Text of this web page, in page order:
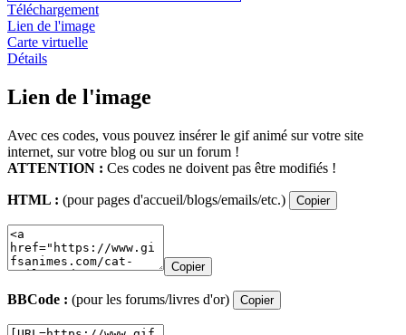
Téléchargement
Lien de l'image
Carte virtuelle
Détails
Lien de l'image
Avec ces codes, vous pouvez insérer le gif animé sur votre site
internet, sur votre blog ou sur un forum !
ATTENTION : Ces codes ne doivent pas être modifiés !
HTML : (pour pages d'accueil/blogs/emails/etc.) Copier
Copier
BBCode : (pour les forums/livres d'or) Copier